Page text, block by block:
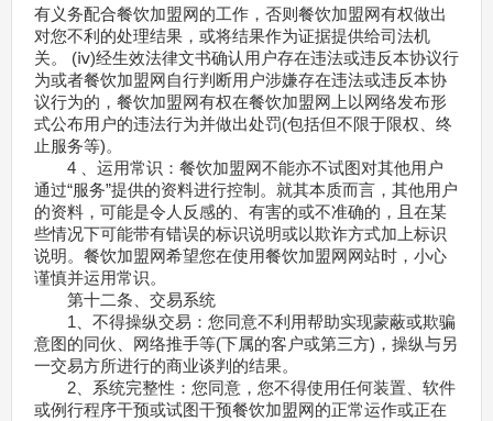
有义务配合餐饮加盟网的工作，否则餐饮加盟网有权做出
对您不利的处理结果，或将结果作为证据提供给司法机
关。 (ⅳ)经生效法律文书确认用户存在违法或违反本协议行
为或者餐饮加盟网自行判断用户涉嫌存在违法或违反本协
议行为的，餐饮加盟网有权在餐饮加盟网上以网络发布形
式公布用户的违法行为并做出处罚(包括但不限于限权、终
止服务等)。
4 、运用常识：餐饮加盟网不能亦不试图对其他用户
通过“服务”提供的资料进行控制。就其本质而言，其他用户
的资料，可能是令人反感的、有害的或不准确的，且在某
些情况下可能带有错误的标识说明或以欺诈方式加上标识
说明。餐饮加盟网希望您在使用餐饮加盟网网站时，小心
谨慎并运用常识。
第十二条、交易系统
1、不得操纵交易：您同意不利用帮助实现蒙蔽或欺骗
意图的同伙、网络推手等(下属的客户或第三方)，操纵与另
一交易方所进行的商业谈判的结果。
2、系统完整性：您同意，您不得使用任何装置、软件
或例行程序干预或试图干预餐饮加盟网的正常运作或正在